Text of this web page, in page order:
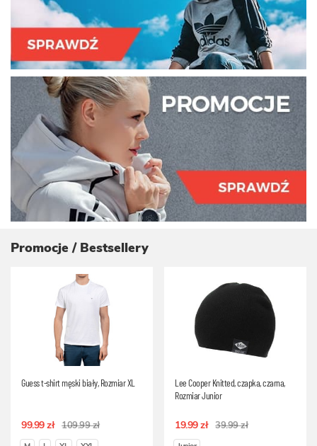
Promocje / Bestsellery
Guess t-shirt męski biały, Rozmiar XL
99.99 zł 109.99 zł
Lee Cooper Knitted, czapka, czarna,
Rozmiar Junior
19.99 zł 39.99 zł